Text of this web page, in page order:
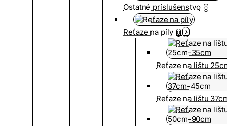
Ostatné príslušenstvo 0
Reťaze na píly 0
Reťaze na lištu
Reťaze na lištu